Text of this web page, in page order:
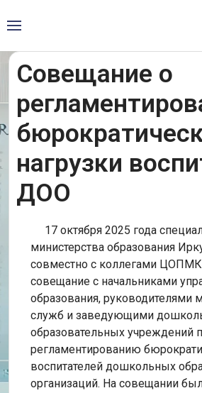
Совещание о
нагрузки
ДОО
17 октября 2025 года
министерства образования
совместно с коллегами
совещание с начальниками
образования, руководителями
служб и заведующими
образовательных учреждений
регламентированию
воспитателей дошкольных
организаций. На совещании